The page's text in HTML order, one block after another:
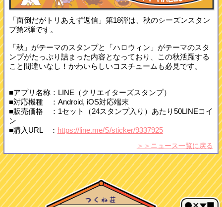
「面倒だがトリあえず返信」第18弾は、秋のシーズンスタン
プ第2弾です。
「秋」がテーマのスタンプと「ハロウィン」がテーマのスタ
ンプがたっぷり詰まった内容となっており、この秋活躍する
こと間違いなし！かわいらしいコスチュームも必見です。
■アプリ名称：LINE（クリエイターズスタンプ）
■対応機種 ：Android, iOS対応端末
■販売価格 ：1セット（24スタンプ入り）あたり50LINEコイ
ン
■購入URL ： https://line.me/S/sticker/9337925
＞＞ニュース一覧に戻る